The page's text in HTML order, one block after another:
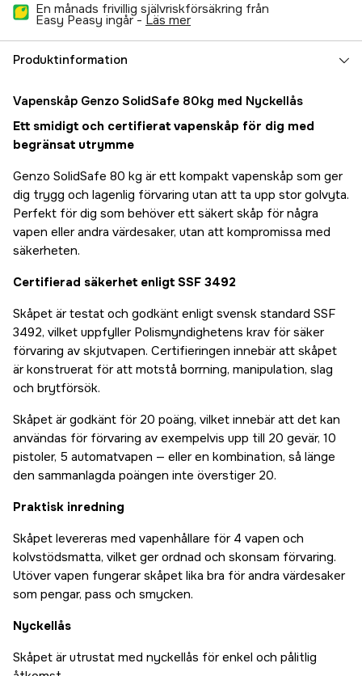
En månads frivillig självriskförsäkring från
Easy Peasy ingår - läs mer
Produktinformation
Vapenskåp Genzo SolidSafe 80kg med Nyckellås
Ett smidigt och certifierat vapenskåp för dig med
begränsat utrymme
Genzo SolidSafe 80 kg är ett kompakt vapenskåp som ger
dig trygg och lagenlig förvaring utan att ta upp stor golvyta.
Perfekt för dig som behöver ett säkert skåp för några
vapen eller andra värdesaker, utan att kompromissa med
säkerheten.
Certifierad säkerhet enligt SSF 3492
Skåpet är testat och godkänt enligt svensk standard SSF
3492, vilket uppfyller Polismyndighetens krav för säker
förvaring av skjutvapen. Certifieringen innebär att skåpet
är konstruerat för att motstå borrning, manipulation, slag
och brytförsök.
Skåpet är godkänt för 20 poäng, vilket innebär att det kan
användas för förvaring av exempelvis upp till 20 gevär, 10
pistoler, 5 automatvapen — eller en kombination, så länge
den sammanlagda poängen inte överstiger 20.
Praktisk inredning
Skåpet levereras med vapenhållare för 4 vapen och
kolvstödsmatta, vilket ger ordnad och skonsam förvaring.
Utöver vapen fungerar skåpet lika bra för andra värdesaker
som pengar, pass och smycken.
Nyckellås
Skåpet är utrustat med nyckellås för enkel och pålitlig